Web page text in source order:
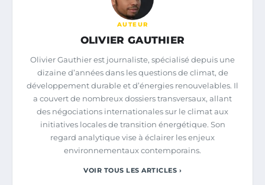
AUTEUR
OLIVIER GAUTHIER
Olivier Gauthier est journaliste, spécialisé depuis une
dizaine d’années dans les questions de climat, de
développement durable et d’énergies renouvelables. Il
a couvert de nombreux dossiers transversaux, allant
des négociations internationales sur le climat aux
initiatives locales de transition énergétique. Son
regard analytique vise à éclairer les enjeux
environnementaux contemporains.
VOIR TOUS LES ARTICLES ›